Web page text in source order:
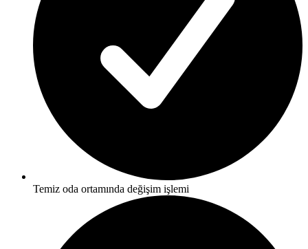
Temiz oda ortamında değişim işlemi